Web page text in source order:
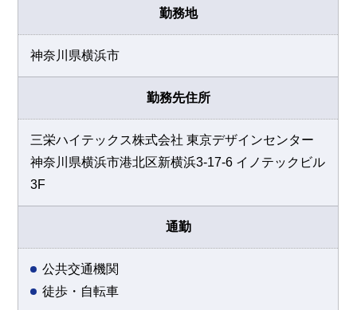
勤務地
神奈川県横浜市
勤務先住所
三栄ハイテックス株式会社 東京デザインセンター
神奈川県横浜市港北区新横浜3-17-6 イノテックビル
3F
通勤
公共交通機関
徒歩・自転車